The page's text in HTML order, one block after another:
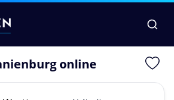
online